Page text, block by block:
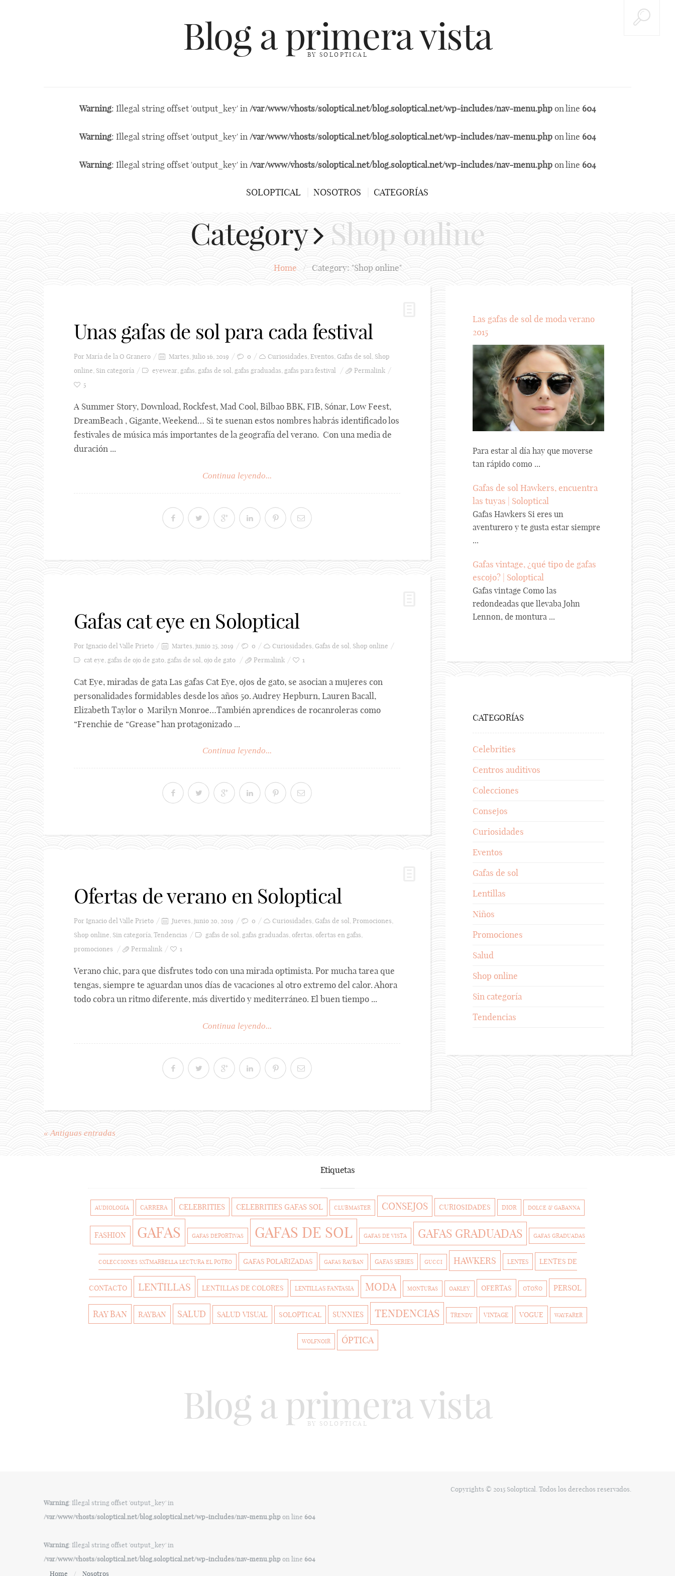
Blog a primera vista
BY SOLOPTICAL
Warning: Illegal string offset 'output_key' in /var/www/vhosts/soloptical.net/blog.soloptical.net/wp-includes/nav-menu.phpon line 604
Warning: Illegal string offset 'output_key' in /var/www/vhosts/soloptical.net/blog.soloptical.net/wp-includes/nav-menu.phpon line 604
Warning: Illegal string offset 'output_key' in /var/www/vhosts/soloptical.net/blog.soloptical.net/wp-includes/nav-menu.phpon line 604
SOLOPTICAL NOSOTROS CATEGORÍAS
Category Shop online
Home / Category: "Shop online"
Unas gafas de sol para cada festival
PorMaría de la O Granero Martes, julio 16, 2019 0 Curiosidades Eventos Gafas de sol
Shop
online Sin categoría eyewear gafas gafas de sol gafas graduadas gafas para festival
Permalink
5
A Summer Story, Download, Rockfest, Mad Cool, Bilbao BBK, FIB, Sónar, Low Feest,
DreamBeach , Gigante, Weekend… Si te suenan estos nombres habrás identificado los
festivales de música más importantes de la geografía del verano. Con una media de
duración ...
Continua leyendo...
Gafas cat eye en Soloptical
PorIgnacio del Valle Prieto Martes, junio 25, 2019 0 Curiosidades Gafas de sol Shop online
cat eye gafas de ojo de gato gafas de sol ojo de gato Permalink 1
Cat Eye, miradas de gata Las gafas Cat Eye, ojos de gato, se asocian a mujeres con
personalidades formidables desde los años 50. Audrey Hepburn, Lauren Bacall,
Elizabeth Taylor o Marilyn Monroe…También aprendices de rocanroleras como
“Frenchie de “Grease” han protagonizado ...
Continua leyendo...
Ofertas de verano en Soloptical
PorIgnacio del Valle Prieto Jueves, junio 20, 2019 0 Curiosidades Gafas de sol Promociones
Shop online Sin categoría Tendencias gafas de sol gafas graduadas ofertas ofertas en gafas
promociones
Permalink 1
Verano chic, para que disfrutes todo con una mirada optimista. Por mucha tarea que
tengas, siempre te aguardan unos días de vacaciones al otro extremo del calor. Ahora
todo cobra un ritmo diferente, más divertido y mediterráneo. El buen tiempo ...
Continua leyendo...
« Antiguas entradas
Las gafas de sol de moda verano
2015
Para estar al día hay que moverse
tan rápido como ...
Gafas de sol Hawkers, encuentra
las tuyas | Soloptical
Gafas Hawkers Si eres un
aventurero y te gusta estar siempre
...
Gafas vintage, ¿qué tipo de gafas
escojo? | Soloptical
Gafas vintage Como las
redondeadas que llevaba John
Lennon, de montura ...
CATEGORÍAS
Celebrities
Centros auditivos
Colecciones
Consejos
Curiosidades
Eventos
Gafas de sol
Lentillas
Niños
Promociones
Salud
Shop online
Sin categoría
Tendencias
Etiquetas
AUDIOLOGÍA CARRERA CELEBRITIES CELEBRITIES GAFAS SOL CLUBMASTER CONSEJOS CURIOSIDADES DIOR DOLCE & GABANNA
FASHION GAFAS GAFAS DEPORTIVAS GAFAS DE SOL GAFAS DE VISTA GAFAS GRADUADAS GAFAS GRADUADAS
COLECCIONES SXTMARBELLA LECTURA EL POTRO GAFAS POLARIZADAS GAFAS RAYBAN GAFAS SERIES GUCCI HAWKERS LENTES LENTES DE
CONTACTO LENTILLAS LENTILLAS DE COLORES LENTILLAS FANTASIA MODA MONTURAS OAKLEY OFERTAS OTOÑO PERSOL
RAY BAN RAYBAN SALUD SALUD VISUAL SOLOPTICAL SUNNIES TENDENCIAS TRENDY VINTAGE VOGUE WAYFARER
WOLFNOIR ÓPTICA
Blog a primera vista
BY SOLOPTICAL
Warning: Illegal string offset 'output_key' in
/var/www/vhosts/soloptical.net/blog.soloptical.net/wp-includes/nav-menu.phpon line 604
Warning: Illegal string offset 'output_key' in
/var/www/vhosts/soloptical.net/blog.soloptical.net/wp-includes/nav-menu.phpon line 604
Home
Nosotros
Copyrights © 2015 Soloptical. Todos los derechos reservados.